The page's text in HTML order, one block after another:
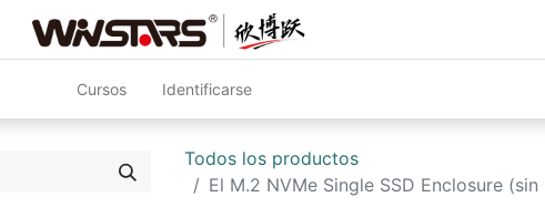
Cursos Identificarse
Todos los productos
El M.2 NVMe Single SSD Enclosure